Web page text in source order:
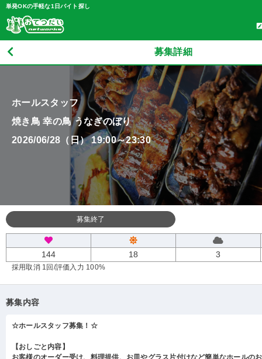
単発OKの手軽な1日バイト探し
募集詳細
ホールスタッフ
焼き鳥 幸の鳥 うなぎのぼり
2026/06/28（日） 19:00～23:30
募集終了
144 18 3
採用取消 1回 /評価入力 100%
募集内容
☆ホールスタッフ募集！☆
【おしごと内容】
お客様のオーダー受け、料理提供、お皿やグラス片付けなど簡単なホールの